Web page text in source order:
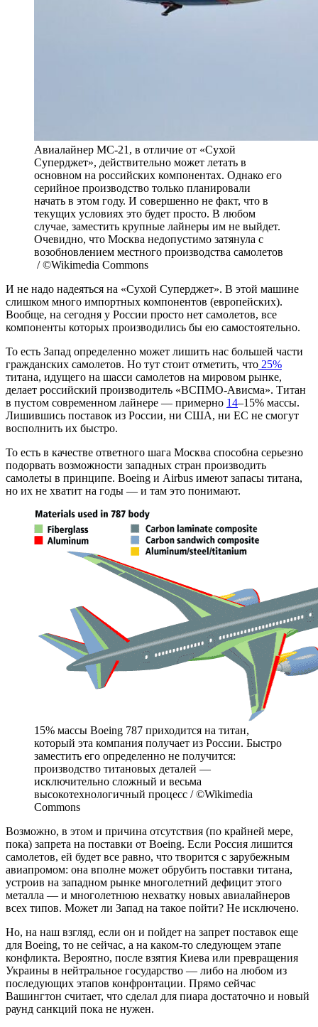
Авиалайнер МС-21, в отличие от «Сухой
Суперджет», действительно может летать в
основном на российских компонентах. Однако его
серийное производство только планировали
начать в этом году. И совершенно не факт, что в
текущих условиях это будет просто. В любом
случае, заместить крупные лайнеры им не выйдет.
Очевидно, что Москва недопустимо затянула с
возобновлением местного производства самолетов
/ ©Wikimedia Commons
И не надо надеяться на «Сухой Суперджет». В этой машине
слишком много импортных компонентов (европейских).
Вообще, на сегодня у России просто нет самолетов, все
компоненты которых производились бы ею самостоятельно.
То есть Запад определенно может лишить нас большей части
гражданских самолетов. Но тут стоит отметить, что 25%
титана, идущего на шасси самолетов на мировом рынке,
делает российский производитель «ВСПМО-Ависма». Титан
в пустом современном лайнере — примерно 14–15% массы.
Лишившись поставок из России, ни США, ни ЕС не смогут
восполнить их быстро.
То есть в качестве ответного шага Москва способна серьезно
подорвать возможности западных стран производить
самолеты в принципе. Boeing и Airbus имеют запасы титана,
но их не хватит на годы — и там это понимают.
15% массы Boeing 787 приходится на титан,
который эта компания получает из России. Быстро
заместить его определенно не получится:
производство титановых деталей —
исключительно сложный и весьма
высокотехнологичный процесс / ©Wikimedia
Commons
Возможно, в этом и причина отсутствия (по крайней мере,
пока) запрета на поставки от Boeing. Если Россия лишится
самолетов, ей будет все равно, что творится с зарубежным
авиапромом: она вполне может обрубить поставки титана,
устроив на западном рынке многолетний дефицит этого
металла — и многолетнюю нехватку новых авиалайнеров
всех типов. Может ли Запад на такое пойти? Не исключено.
Но, на наш взгляд, если он и пойдет на запрет поставок еще
для Boeing, то не сейчас, а на каком-то следующем этапе
конфликта. Вероятно, после взятия Киева или превращения
Украины в нейтральное государство — либо на любом из
последующих этапов конфронтации. Прямо сейчас
Вашингтон считает, что сделал для пиара достаточно и новый
раунд санкций пока не нужен.